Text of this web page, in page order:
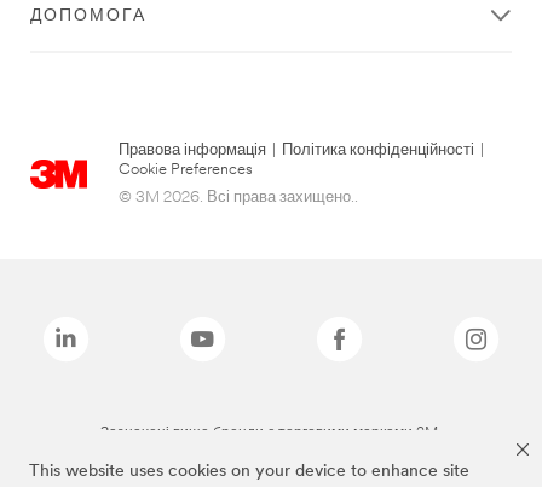
This website uses cookies on your device to enhance site
ДОПОМОГА
Правова інформація Політика конфіденційності
Cookie Preferences
© 3M 2026. Всі права захищено..
Зазначені вище бренди є торговими марками 3M.